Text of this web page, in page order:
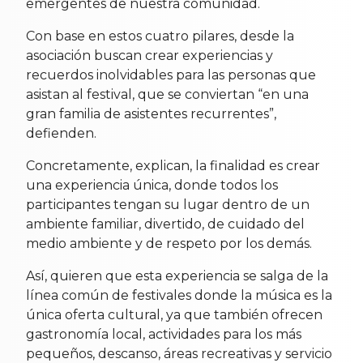
emergentes de nuestra comunidad.
Con base en estos cuatro pilares, desde la
asociación buscan crear experiencias y
recuerdos inolvidables para las personas que
asistan al festival, que se conviertan “en una
gran familia de asistentes recurrentes”,
defienden.
Concretamente, explican, la finalidad es crear
una experiencia única, donde todos los
participantes tengan su lugar dentro de un
ambiente familiar, divertido, de cuidado del
medio ambiente y de respeto por los demás.
Así, quieren que esta experiencia se salga de la
línea común de festivales donde la música es la
única oferta cultural, ya que también ofrecen
gastronomía local, actividades para los más
pequeños, descanso, áreas recreativas y servicio